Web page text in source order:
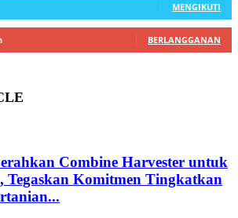
MENGIKUTI
BERLANGGANAN
Combine Harvester untuk
Tegaskan Komitmen Tingkatkan